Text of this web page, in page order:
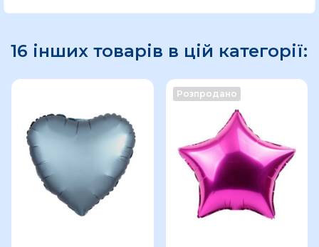
16 інших товарів в цій категорії:
Розпродано